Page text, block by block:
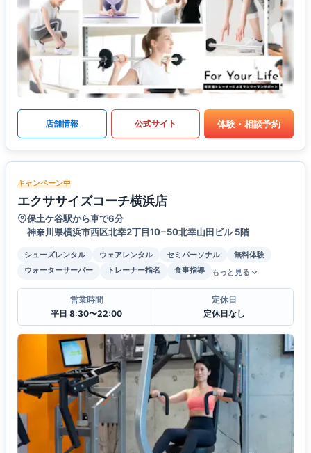
店舗情報 公式サイト 体験・相談予約
キャンペーン中
エクササイズコーチ横浜店
保土ケ谷駅から車で6分
神奈川県横浜市西区北幸2丁目10−50北幸山田ビル 5階
シューズレンタル ウェアレンタル セミパーソナル
無料体験
ウォーターサーバー
トレーナー指名 食事指導 もっと見る
営業時間
平日 8:30〜22:00
定休日
定休日なし